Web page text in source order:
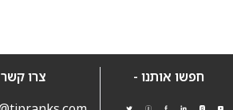
חפשו אותנו -
צרו